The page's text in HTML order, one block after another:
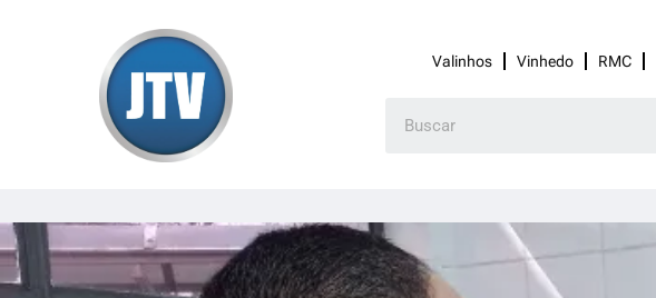
Valinhos Vinhedo RMC